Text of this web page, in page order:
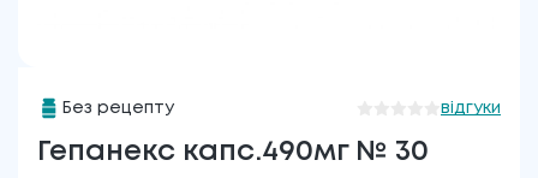
Без рецепту відгуки
Гепанекс капс.490мг № 30